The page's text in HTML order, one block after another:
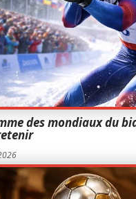
des mondiaux du